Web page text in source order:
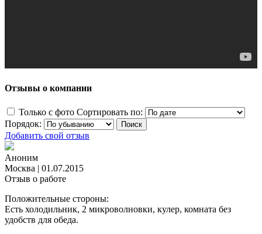
Отзывы о компании
Только с фото Сортировать по:
Порядок:
Добавить свой отзыв
Аноним
Москва | 01.07.2015
Отзыв о работе
Положительные стороны:
Есть холодильник, 2 микроволновки, кулер, комната без
удобств для обеда.